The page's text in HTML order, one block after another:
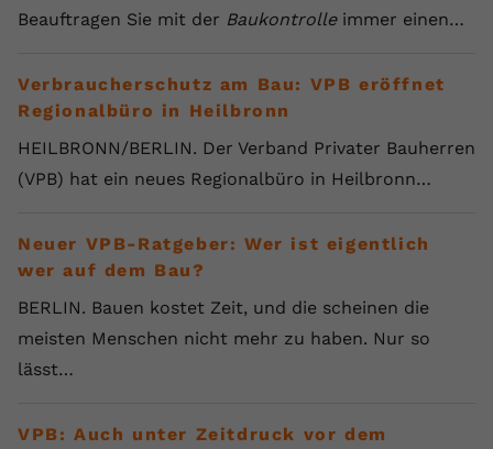
Beauftragen Sie mit der Baukontrolleimmer einen…
Verbraucherschutz am Bau: VPB eröffnet
Regionalbüro in Heilbronn
HEILBRONN/BERLIN. Der Verband Privater Bauherren
(VPB) hat ein neues Regionalbüro in Heilbronn…
Neuer VPB-Ratgeber: Wer ist eigentlich
wer auf dem Bau?
BERLIN. Bauen kostet Zeit, und die scheinen die
meisten Menschen nicht mehr zu haben. Nur so
lässt…
VPB: Auch unter Zeitdruck vor dem